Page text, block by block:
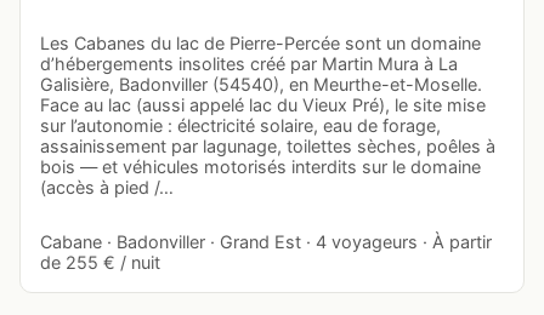
Les Cabanes du lac de Pierre-Percée sont un domaine
d’hébergements insolites créé par Martin Mura à La
Galisière, Badonviller (54540), en Meurthe-et-Moselle.
Face au lac (aussi appelé lac du Vieux Pré), le site mise
sur l’autonomie : électricité solaire, eau de forage,
assainissement par lagunage, toilettes sèches, poêles à
bois — et véhicules motorisés interdits sur le domaine
(accès à pied /…
Cabane · Badonviller · Grand Est · 4 voyageurs · À partir
de 255 € / nuit